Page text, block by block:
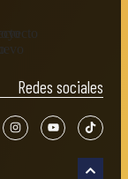
Redes sociales